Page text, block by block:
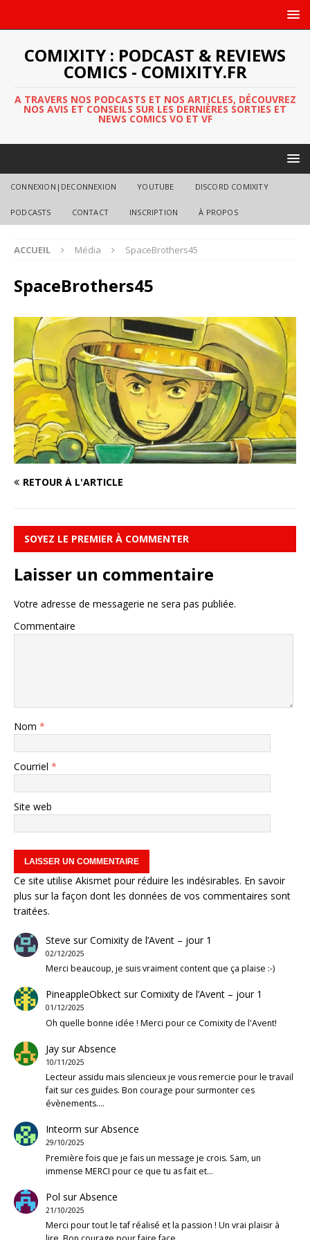
COMIXITY : PODCAST & REVIEWS
COMICS - COMIXITY.FR
A TRAVERS NOS PODCASTS ET NOS ARTICLES, DÉCOUVREZ
NOS AVIS ET CONSEILS SUR LES DERNIÈRES SORTIES ET
NEWS COMICS VO ET VF
CONNEXION|DECONNEXION YOUTUBE DISCORD COMIXITY
PODCASTS CONTACT INSCRIPTION À PROPOS
ACCUEIL Média SpaceBrothers45
SpaceBrothers45
RETOUR À L'ARTICLE
SOYEZ LE PREMIER À COMMENTER
Laisser un commentaire
Votre adresse de messagerie ne sera pas publiée.
Commentaire
Nom *
Courriel *
Site web
Ce site utilise Akismet pour réduire les indésirables. En savoir
plus sur la façon dont les données de vos commentaires sont
traitées.
Steve surComixity de l’Avent – jour 1
02/12/2025
Merci beaucoup, je suis vraiment content que ça plaise :-)
PineappleObkectsurComixity de l’Avent – jour 1
01/12/2025
Oh quelle bonne idée ! Merci pour ce Comixity de l'Avent!
JaysurAbsence
10/11/2025
Lecteur assidu mais silencieux je vous remercie pour le travail
fait sur ces guides. Bon courage pour surmonter ces
évènements.…
Inteorm surAbsence
29/10/2025
Première fois que je fais un message je crois. Sam, un
immense MERCI pour ce que tu as fait et…
Pol surAbsence
21/10/2025
Merci pour tout le taf réalisé et la passion ! Un vrai plaisir à